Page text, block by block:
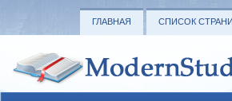
ГЛАВНАЯ СПИСОК